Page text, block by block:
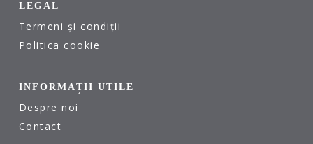
LEGAL
Termeni și condiții
Politica cookie
INFORMAȚII UTILE
Despre noi
Contact